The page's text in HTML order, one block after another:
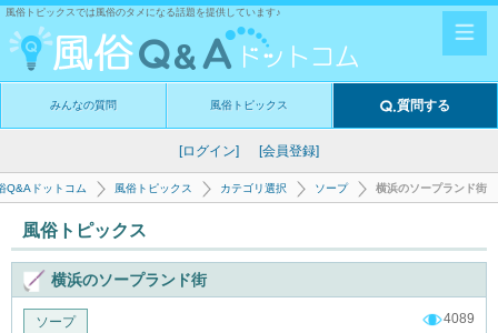
風俗トピックスでは風俗のタメになる話題を提供しています♪
みんなの質問 風俗トピックス 質問する
[ログイン] [会員登録]
Q&Aドットコム 風俗トピックス カテゴリ選択 ソープ 横浜のソープランド街
風俗トピックス
横浜のソープランド街
ソープ 4089